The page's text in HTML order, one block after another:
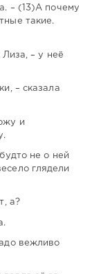
– (13)А почему
такие.
– у неё
– сказала
и
не о ней
глядели
а?
вежливо